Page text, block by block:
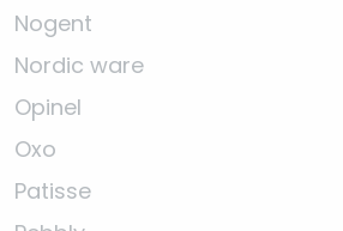
Nogent
Nordic ware
Opinel
Oxo
Patisse